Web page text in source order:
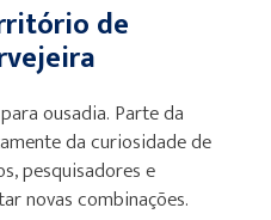
de
ousadia. Parte da
da curiosidade de
pesquisadores e
novas combinações.